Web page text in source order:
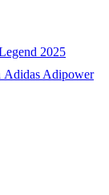
2025
Adidas Adipower